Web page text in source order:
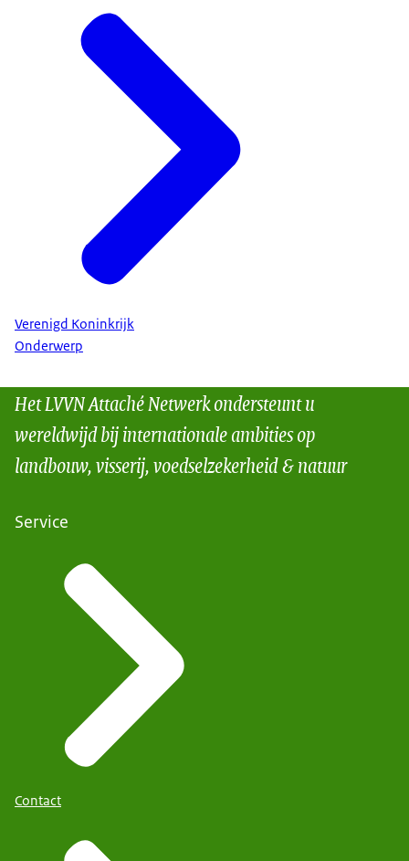
Verenigd Koninkrijk
Onderwerp
Het LVVN Attaché Netwerk ondersteunt u
wereldwijd bij internationale ambities op
landbouw, visserij, voedselzekerheid & natuur
Service
Contact